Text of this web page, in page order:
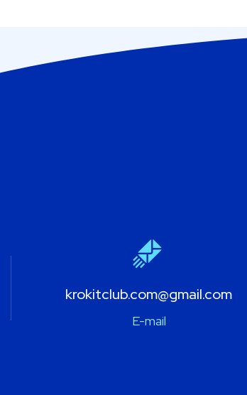
krokitclub.com@gmail.com
E-mail